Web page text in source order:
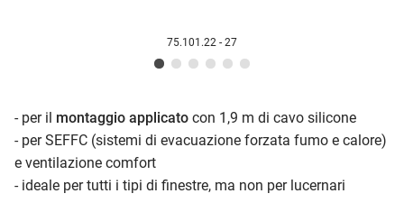
75.101.22 - 27
- per il montaggio applicato con 1,9 m di cavo silicone
- per SEFFC (sistemi di evacuazione forzata fumo e calore)
e ventilazione comfort
- ideale per tutti i tipi di finestre, ma non per lucernari